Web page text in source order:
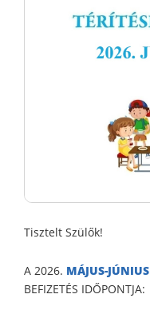
Tisztelt Szülők!
A 2026. MÁJUS-JÚNIUS
BEFIZETÉS IDŐPONTJA: